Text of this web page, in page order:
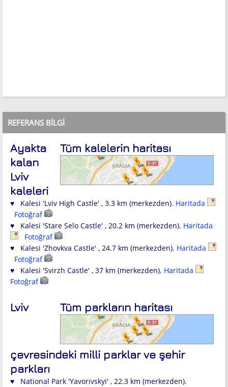
REFERANS BILGI
Tüm kalelerin haritası
Ayakta
kalan
Lviv
kaleleri
♥ Kalesi 'Lviv High Castle' , 3.3 km (merkezden). Haritada
Fotoğraf
♥ Kalesi 'Stare Selo Castle' , 20.2 km (merkezden). Haritada
Fotoğraf
♥ Kalesi 'Zhovkva Castle' , 24.7 km (merkezden). Haritada
Fotoğraf
♥ Kalesi 'Svirzh Castle' , 37 km (merkezden). Haritada
Fotoğraf
Tüm parkların haritası
Lviv
çevresindeki milli parklar ve şehir
parkları
♥ National Park 'Yavorivskyi' , 22.3 km (merkezden).